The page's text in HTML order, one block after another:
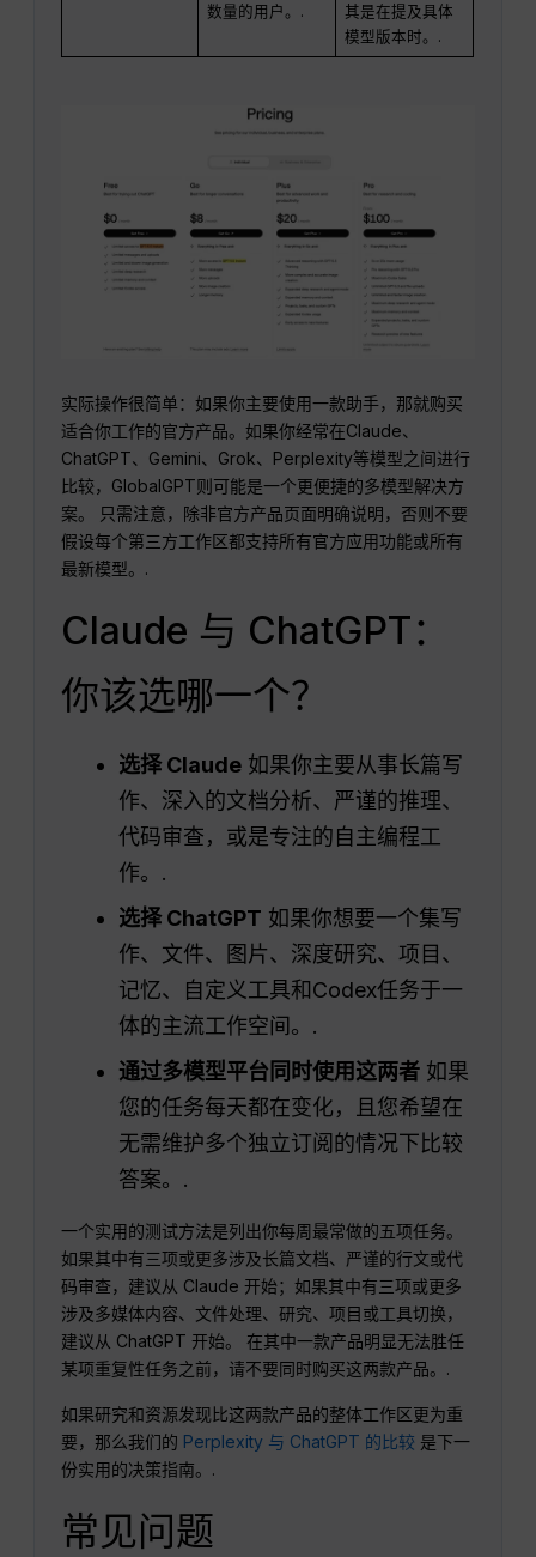
数量的用户。.
其是在提及具体
模型版本时。.
实际操作很简单：如果你主要使用一款助手，那就购买
适合你工作的官方产品。如果你经常在Claude、
ChatGPT、Gemini、Grok、Perplexity等模型之间进行
比较，GlobalGPT则可能是一个更便捷的多模型解决方
案。 只需注意，除非官方产品页面明确说明，否则不要
假设每个第三方工作区都支持所有官方应用功能或所有
最新模型。.
Claude 与 ChatGPT：
你该选哪一个？
选择 Claude 如果你主要从事长篇写
作、深入的文档分析、严谨的推理、
代码审查，或是专注的自主编程工
作。.
选择 ChatGPT 如果你想要一个集写
作、文件、图片、深度研究、项目、
记忆、自定义工具和Codex任务于一
体的主流工作空间。.
通过多模型平台同时使用这两者 如果
您的任务每天都在变化，且您希望在
无需维护多个独立订阅的情况下比较
答案。.
一个实用的测试方法是列出你每周最常做的五项任务。
如果其中有三项或更多涉及长篇文档、严谨的行文或代
码审查，建议从 Claude 开始；如果其中有三项或更多
涉及多媒体内容、文件处理、研究、项目或工具切换，
建议从 ChatGPT 开始。 在其中一款产品明显无法胜任
某项重复性任务之前，请不要同时购买这两款产品。.
如果研究和资源发现比这两款产品的整体工作区更为重
要，那么我们的 Perplexity 与 ChatGPT 的比较 是下一
份实用的决策指南。.
常见问题